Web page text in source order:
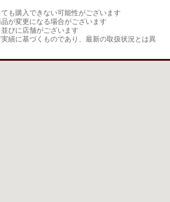
も購入できない可能性がございます
が変更になる場合がございます
びに店舗がございます
績に基づくものであり、最新の取扱状況とは異